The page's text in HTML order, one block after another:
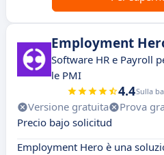
Employment
Software HR e Payroll
le PMI
4.4Sulla
Versione gratuita Prova
Precio bajo solicitud
Employment Hero è una